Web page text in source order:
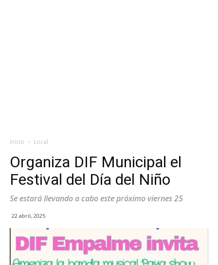
Inicio Local
Organiza DIF Municipal el
Festival del Día del Niño
Se estará llevando a cabo este próximo viernes 25
22 abril, 2025